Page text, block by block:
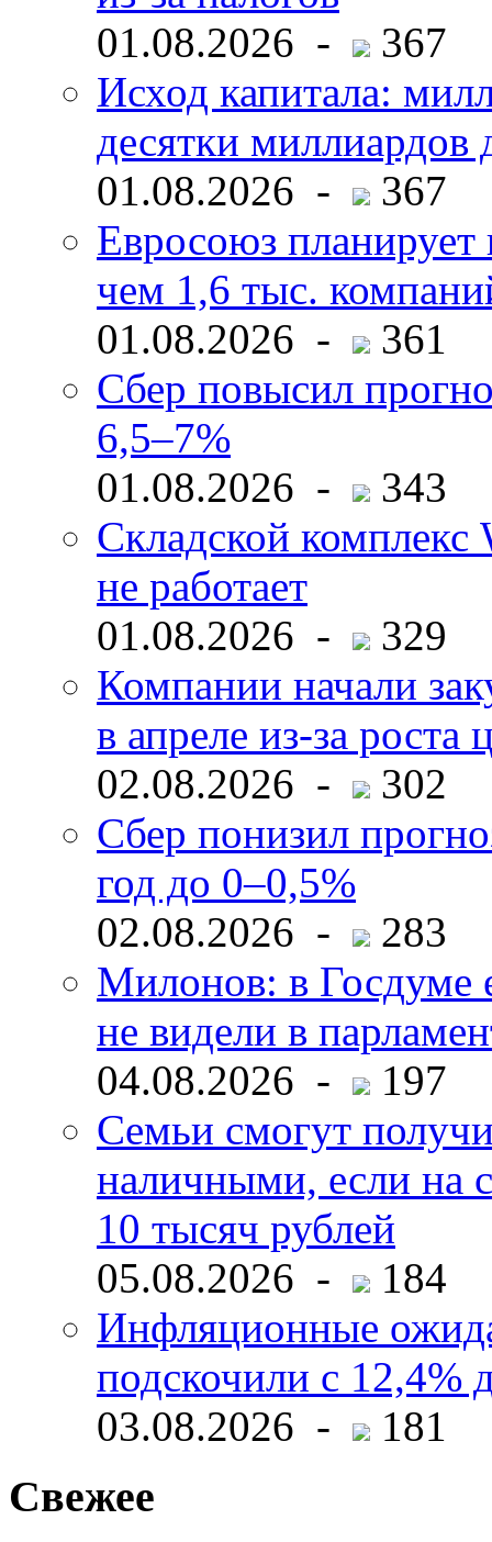
01.08.2026 -
367
Исход капитала:
десятки миллиардов
01.08.2026 -
367
Евросоюз планирует
чем 1,6 тыс.
01.08.2026 -
361
Сбер повысил
6,5–7%
01.08.2026 -
343
Складской комплекс
не работает
01.08.2026 -
329
Компании начали
в апреле из-за роста
02.08.2026 -
302
Сбер понизил
год до 0–0,5%
02.08.2026 -
283
Милонов: в Госдуме
не видели в
04.08.2026 -
197
Семьи смогут
наличными, если на
10 тысяч рублей
05.08.2026 -
184
Инфляционные
подскочили с 12,4%
03.08.2026 -
181
Свежее